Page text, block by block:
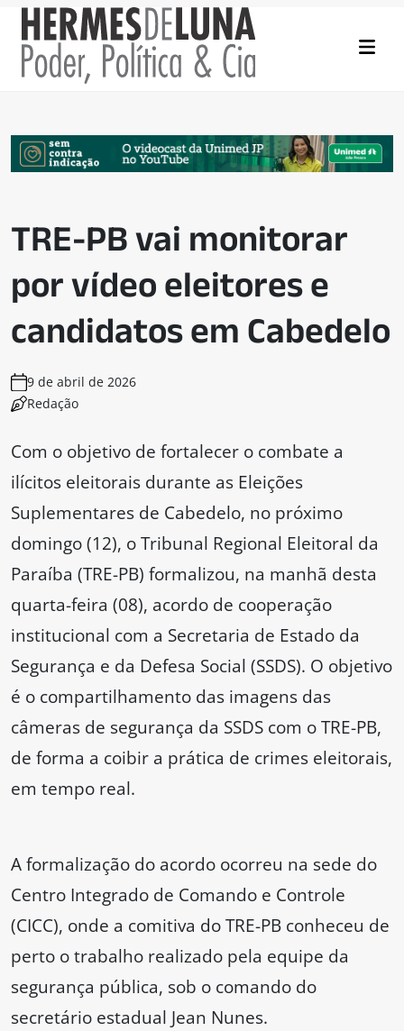
TRE-PB vai monitorar
por vídeo eleitores e
candidatos em Cabedelo
9 de abril de 2026
Redação
Com o objetivo de fortalecer o combate a
ilícitos eleitorais durante as Eleições
Suplementares de Cabedelo, no próximo
domingo (12), o Tribunal Regional Eleitoral da
Paraíba (TRE-PB) formalizou, na manhã desta
quarta-feira (08), acordo de cooperação
institucional com a Secretaria de Estado da
Segurança e da Defesa Social (SSDS). O objetivo
é o compartilhamento das imagens das
câmeras de segurança da SSDS com o TRE-PB,
de forma a coibir a prática de crimes eleitorais,
em tempo real.
A formalização do acordo ocorreu na sede do
Centro Integrado de Comando e Controle
(CICC), onde a comitiva do TRE-PB conheceu de
perto o trabalho realizado pela equipe da
segurança pública, sob o comando do
secretário estadual Jean Nunes.